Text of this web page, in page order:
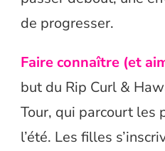
de progresser.
Faire connaître (et
but du Rip Curl &
Tour, qui parcourt les
l’été. Les filles